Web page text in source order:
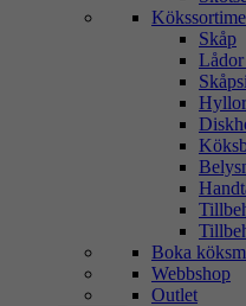
Skåp
Boka
Webbshop
Outlet